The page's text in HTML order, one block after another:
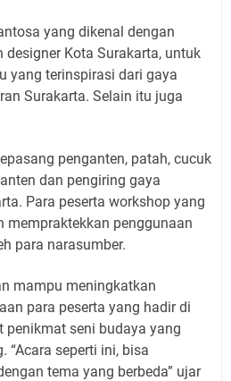
yang dikenal dengan
designer Kota Surakarta, untuk
yang terinspirasi dari gaya
Surakarta. Selain itu juga
penganten, patah, cucuk
dan pengiring gaya
Para peserta workshop yang
mempraktekkan penggunaan
para narasumber.
mampu meningkatkan
para peserta yang hadir di
penikmat seni budaya yang
“Acara seperti ini, bisa
tema yang berbeda” ujar